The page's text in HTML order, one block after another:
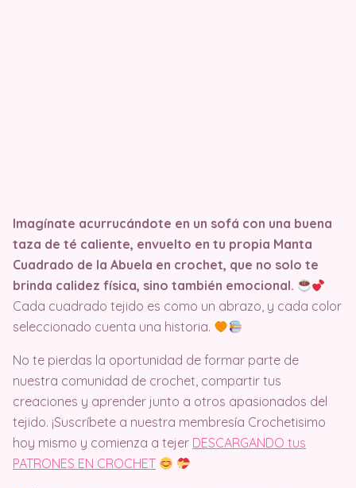
Imagínate acurrucándote en un sofá con una buena
taza de té caliente, envuelto en tu propia Manta
Cuadrado de la Abuela en crochet, que no solo te
brinda calidez física, sino también emocional.
Cada cuadrado tejido es como un abrazo, y cada color
seleccionado cuenta una historia.
No te pierdas la oportunidad de formar parte de
nuestra comunidad de crochet, compartir tus
creaciones y aprender junto a otros apasionados del
tejido. ¡Suscríbete a nuestra membresía Crochetisimo
hoy mismo y comienza a tejer DESCARGANDO tus
PATRONES EN CROCHET